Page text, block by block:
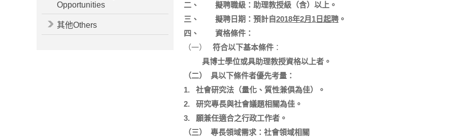
Opportunities
其他Others
二、 擬聘職級：助理教授級（含）以上。
三、 擬聘日期：預計自2018年2月 1 日起聘 。
四、 資格條件：
（一） 符合以下基本條件 ：
具博士學位或具助理教授資格以上者。
（二） 具以下條件者優先考量：
1. 社會研究法（量化、質性兼俱為佳）。
2. 研究專長與社會議題相關為佳。
3. 願兼任適合之行政工作者。
（三） 專長領域需求：社會領域相關